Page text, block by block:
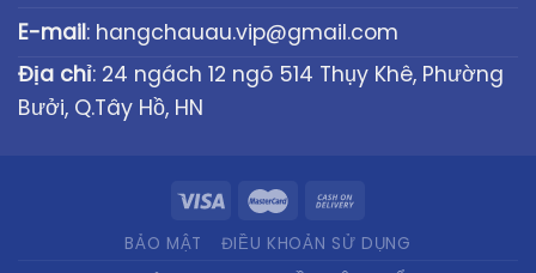
E-mail: hangchauau.vip@gmail.com
Địa chỉ: 24 ngách 12 ngõ 514 Thụy Khê, Phường
Bưởi, Q.Tây Hồ, HN
BẢO MẬT ĐIỀU KHOẢN SỬ DỤNG